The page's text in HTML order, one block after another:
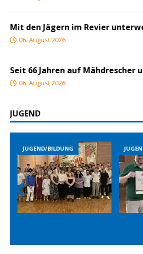
Mit den Jägern im Revier
06. August 2026
Seit 66 Jahren auf Mähdrescher
06. August 2026
JUGEND
JUGEND/BILDUNG
Prev
ious